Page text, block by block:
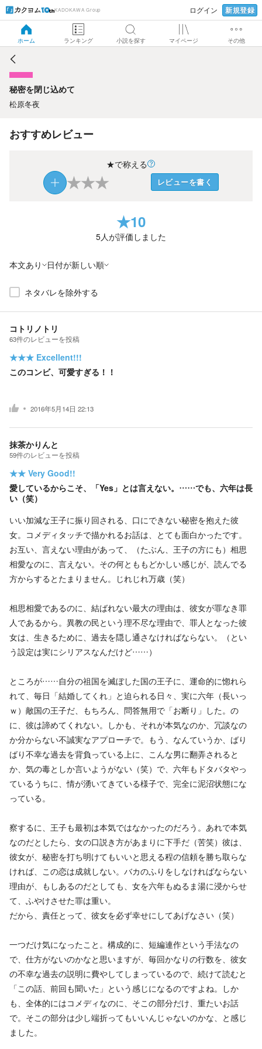
KADOKAWA Group ログイン 新規登録
ホーム ランキング 小説を探す マイページ その他
秘密を閉じ込めて
秘密を閉じ込めて
松原冬夜
おすすめレビュー
★で称える
★★★ レビューを書く
★10
5人が評価しました
本文あり 日付が新しい順
ネタバレを除外する
コトリノトリ
63件のレビューを投稿
★★★ Excellent!!!
このコンビ、可愛すぎる！！
2016年5月14日 22:13
抹茶かりんと
59件のレビューを投稿
★★ Very Good!!
愛しているからこそ、「Yes」とは言えない。……でも、六年は長
い（笑）
いい加減な王子に振り回される、口にできない秘密を抱えた彼
女。コメディタッチで描かれるお話は、とても面白かったです。
お互い、言えない理由があって、（たぶん、王子の方にも）相思
相愛なのに、言えない。その何とももどかしい感じが、読んでる
方からするとたまりません。じれじれ万歳（笑）
相思相愛であるのに、結ばれない最大の理由は、彼女が罪なき罪
人であるから。異教の民という理不尽な理由で、罪人となった彼
女は、生きるために、過去を隠し通さなければならない。（とい
う設定は実にシリアスなんだけど……）
ところが……自分の祖国を滅ぼした国の王子に、運命的に惚れら
れて、毎日「結婚してくれ」と迫られる日々、実に六年（長いっ
ｗ）敵国の王子だ、もちろん、問答無用で「お断り」した。の
に、彼は諦めてくれない。しかも、それが本気なのか、冗談なの
か分からない不誠実なアプローチで。もう、なんていうか、ばり
ばり不幸な過去を背負っている上に、こんな男に翻弄されると
か、気の毒としか言いようがない（笑）で、六年もドタバタやっ
ているうちに、情が湧いてきている様子で、完全に泥沼状態にな
っている。
察するに、王子も最初は本気ではなかったのだろう。あれで本気
なのだとしたら、女の口説き方があまりに下手だ（苦笑）彼は、
彼女が、秘密を打ち明けてもいいと思える程の信頼を勝ち取らな
ければ、この恋は成就しない。バカのふりをしなければならない
理由が、もしあるのだとしても、女を六年もぬるま湯に浸からせ
て、ふやけさせた罪は重い。
だから、責任とって、彼女を必ず幸せにしてあげなさい（笑）
一つだけ気になったこと。構成的に、短編連作という手法なの
で、仕方がないのかなと思いますが、毎回かなりの行数を、彼女
の不幸な過去の説明に費やしてしまっているので、続けて読むと
「この話、前回も聞いた」という感じになるのですよね。しか
も、全体的にはコメディなのに、そこの部分だけ、重たいお話
で。そこの部分は少し端折ってもいいんじゃないのかな、と感じ
ました。